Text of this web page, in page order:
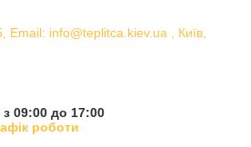
Email: info@teplitca.kiev.ua , Київ,
09:00 до 17:00
роботи